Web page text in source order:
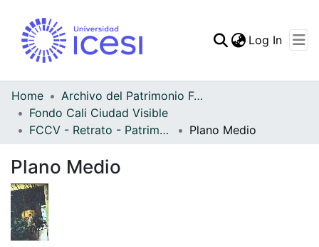
Log In
Home
Archivo del Patrimonio Fotográfico y Fílmico del Valle del Cauca
Fondo Cali Ciudad Visible
FCCV - Retrato - Patrimonial
Plano Medio
Plano Medio